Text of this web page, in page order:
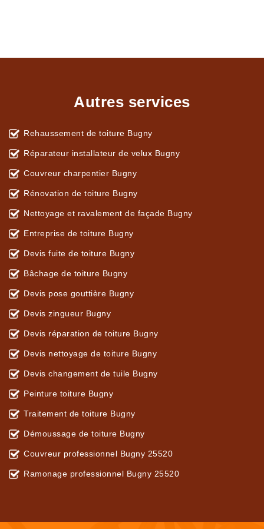
Autres services
Rehaussement de toiture Bugny
Réparateur installateur de velux Bugny
Couvreur charpentier Bugny
Rénovation de toiture Bugny
Nettoyage et ravalement de façade Bugny
Entreprise de toiture Bugny
Devis fuite de toiture Bugny
Bâchage de toiture Bugny
Devis pose gouttière Bugny
Devis zingueur Bugny
Devis réparation de toiture Bugny
Devis nettoyage de toiture Bugny
Devis changement de tuile Bugny
Peinture toiture Bugny
Traitement de toiture Bugny
Démoussage de toiture Bugny
Couvreur professionnel Bugny 25520
Ramonage professionnel Bugny 25520